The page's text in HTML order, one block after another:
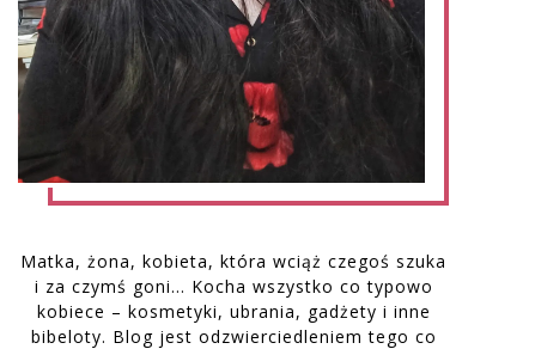
Matka, żona, kobieta, która wciąż czegoś szuka
i za czymś goni… Kocha wszystko co typowo
kobiece – kosmetyki, ubrania, gadżety i inne
bibeloty. Blog jest odzwierciedleniem tego co